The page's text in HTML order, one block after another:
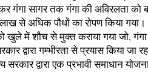
गंगा सागर तक गंगा की अविरलता
से अधिक पौधों का रोपण किया
खुले में शौच से मुक्त कराया गया जो,
द्वारा गम्भीरता से प्रयास किया
द्वारा एक प्रभावी समाधान